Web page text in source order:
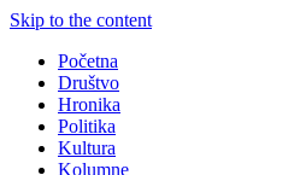
Skip to the content
Početna
Društvo
Hronika
Politika
Kultura
Kolumne